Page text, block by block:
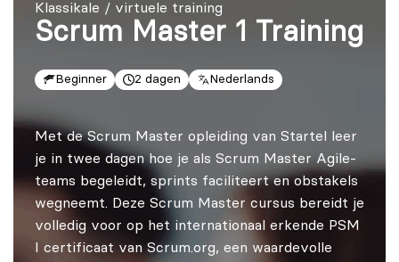
Klassikale / virtuele training
Scrum Master 1 Training
Beginner 2 dagen Nederlands
Met de Scrum Master opleiding van Startel leer
je in twee dagen hoe je als Scrum Master Agile-
teams begeleidt, sprints faciliteert en obstakels
wegneemt. Deze Scrum Master cursus bereidt je
volledig voor op het internationaal erkende PSM
I certificaat van Scrum.org, een waardevolle